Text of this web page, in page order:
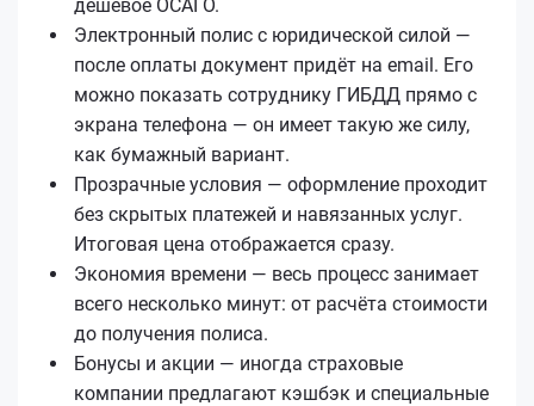
дешёвое ОСАГО.
Электронный полис с юридической силой —
после оплаты документ придёт на email. Его
можно показать сотруднику ГИБДД прямо с
экрана телефона — он имеет такую же силу,
как бумажный вариант.
Прозрачные условия — оформление проходит
без скрытых платежей и навязанных услуг.
Итоговая цена отображается сразу.
Экономия времени — весь процесс занимает
всего несколько минут: от расчёта стоимости
до получения полиса.
Бонусы и акции — иногда страховые
компании предлагают кэшбэк и специальные